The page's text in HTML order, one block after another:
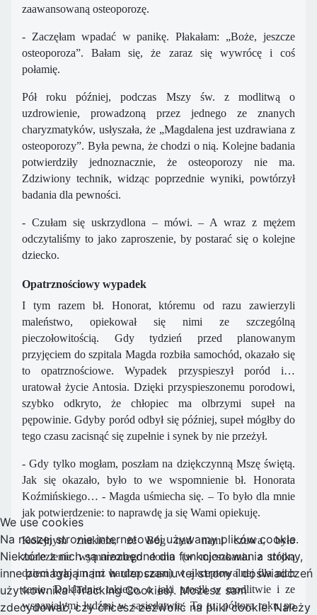
zaawansowaną osteoporozę.
- Zaczęłam wpadać w panikę. Płakałam: „Boże, jeszcze
osteoporoza”. Bałam się, że zaraz się wywrócę i coś
połamię.
Pół roku później, podczas Mszy św. z modlitwą o
uzdrowienie, prowadzoną przez jednego ze znanych
charyzmatyków, usłyszała, że „Magdalena jest uzdrawiana z
osteoporozy”. Była pewna, że chodzi o nią. Kolejne badania
potwierdziły jednoznacznie, że osteoporozy nie ma.
Zdziwiony technik, widząc poprzednie wyniki, powtórzył
badania dla pewności.
- Czułam się uskrzydlona – mówi. – A wraz z mężem
odczytaliśmy to jako zaproszenie, by postarać się o kolejne
dziecko.
Opatrznościowy wypadek
I tym razem bł. Honorat, któremu od razu zawierzyli
maleństwo, opiekował się nimi ze szczególną
pieczołowitością. Gdy tydzień przed planowanym
przyjęciem do szpitala Magda rozbiła samochód, okazało się
to opatrznościowe. Wypadek przyspieszył poród i…
uratował życie Antosia. Dzięki przyspieszonemu porodowi,
szybko odkryto, że chłopiec ma olbrzymi supeł na
pępowinie. Gdyby poród odbył się później, supeł mógłby do
tego czasu zacisnąć się zupełnie i synek by nie przeżył.
- Gdy tylko mogłam, poszłam na dziękczynną Mszę świętą.
Jak się okazało, było to we wspomnienie bł. Honorata
Koźmińskiego… - Magda uśmiecha się. – To było dla mnie
jak potwierdzenie: to naprawdę ja się Wami opiekuję.
Kolejnym znakiem, że Bóg nad nami czuwa, było
znalezienie wymarzonego domu (w mieszkaniu z trójką
dzieci było im już bardzo czasu) w akceptowalnej dla nich
cenie. Dokładnie takiego, o jaki prosili w modlitwie i ze
wspaniałymi ludźmi w sąsiedztwie. To tu, półtora roku po
We use cookies
Na naszej stronie internetowej używamy plików cookie.
Niektóre z nich są niezbędne dla funkcjonowania strony,
inne pomagają nam w ulepszaniu tej strony i doświadczeń
użytkownika (Tracking Cookies). Możesz sam
zdecydować, czy chcesz zezwolić na pliki cookie. Należy